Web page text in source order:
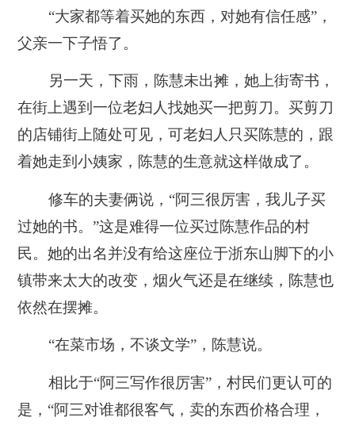
“大家都等着买她的东西，对她有信任感”，
父亲一下子悟了。
另一天，下雨，陈慧未出摊，她上街寄书，
在街上遇到一位老妇人找她买一把剪刀。买剪刀
的店铺街上随处可见，可老妇人只买陈慧的，跟
着她走到小姨家，陈慧的生意就这样做成了。
修车的夫妻俩说，“阿三很厉害，我儿子买
过她的书。”这是难得一位买过陈慧作品的村
民。她的出名并没有给这座位于浙东山脚下的小
镇带来太大的改变，烟火气还是在继续，陈慧也
依然在摆摊。
“在菜市场，不谈文学”，陈慧说。
相比于“阿三写作很厉害”，村民们更认可的
是，“阿三对谁都很客气，卖的东西价格合理，